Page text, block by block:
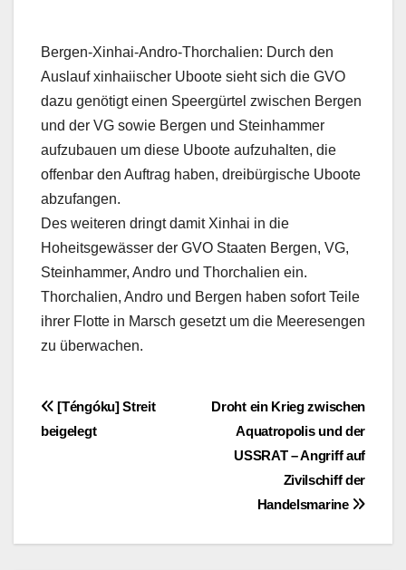
Bergen-Xinhai-Andro-Thorchalien: Durch den
Auslauf xinhaiischer Uboote sieht sich die GVO
dazu genötigt einen Speergürtel zwischen Bergen
und der VG sowie Bergen und Steinhammer
aufzubauen um diese Uboote aufzuhalten, die
offenbar den Auftrag haben, dreibürgische Uboote
abzufangen.
Des weiteren dringt damit Xinhai in die
Hoheitsgewässer der GVO Staaten Bergen, VG,
Steinhammer, Andro und Thorchalien ein.
Thorchalien, Andro und Bergen haben sofort Teile
ihrer Flotte in Marsch gesetzt um die Meeresengen
zu überwachen.
Beitragsnavigation
Droht ein Krieg zwischen
Aquatropolis und der
USSRAT – Angriff auf
Zivilschiff der
Handelsmarine
[Téngóku] Streit
beigelegt